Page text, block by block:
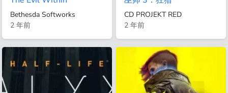
Bethesda Softworks
2 年前
CD PROJEKT RED
2 年前